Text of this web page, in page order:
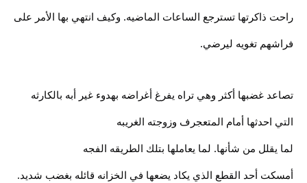
راحت ذاكرتها تسترجع الساعات الماضيه. وكيف انتهي بها الأمر على
فراشهم تغويه ليرضي.
تصاعد غضبها أكثر وهي تراه يفرغ أغراضه بهدوء غير أبه بالكارثه
التي احدثها أمام المتعجرف وزوجته الغريبه
لما يقلل من شأنها. لما يعاملها بتلك الطريقه الفجه
أمسكت أحد القطع الذي يكاد يضعها في الخزانه قائله بغضب شديد.